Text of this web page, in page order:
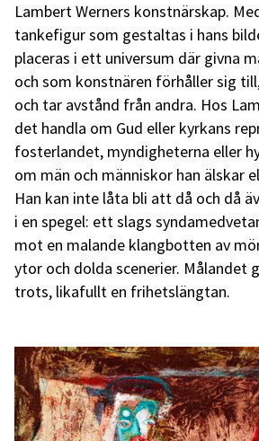
Lambert Werners konstnärskap.
tankefigur som gestaltas i hans
placeras i ett universum där givna
och som konstnären förhåller sig
och tar avstånd från andra. Hos
det handla om Gud eller kyrkans
fosterlandet, myndigheterna eller
om män och människor han älskar
Han kan inte låta bli att då och då
i en spegel: ett slags
mot en malande klangbotten av
ytor och dolda scenerier. Målandet
trots, likafullt en frihetslängtan.